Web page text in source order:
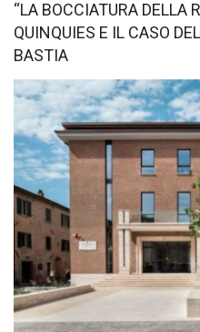
“LA BOCCIATURA DELLA
QUINQUIES E IL CASO
BASTIA